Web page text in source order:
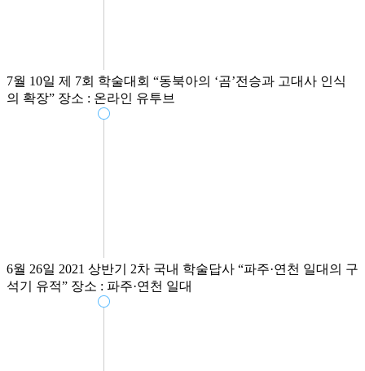
7월 10일 제 7회 학술대회 “동북아의 ‘곰’전승과 고대사 인식
의 확장” 장소 : 온라인 유투브
6월 26일 2021 상반기 2차 국내 학술답사 “파주·연천 일대의 구
석기 유적” 장소 : 파주·연천 일대